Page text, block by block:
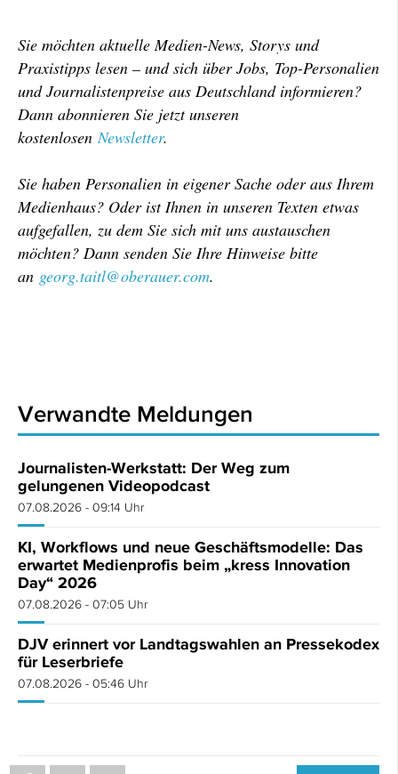
Sie möchten aktuelle Medien-News, Storys und
Praxistipps lesen – und sich über Jobs, Top-Personalien
und Journalistenpreise aus Deutschland informieren?
Dann abonnieren Sie jetzt unseren
kostenlosenNewsletter.
Sie haben Personalien in eigener Sache oder aus Ihrem
Medienhaus? Oder ist Ihnen in unseren Texten etwas
aufgefallen, zu dem Sie sich mit uns austauschen
möchten? Dann senden Sie Ihre Hinweise bitte
an georg.taitl@oberauer.com.
Verwandte Meldungen
Journalisten-Werkstatt: Der Weg zum
gelungenen Videopodcast
07.08.2026 - 09:14 Uhr
KI, Workflows und neue Geschäftsmodelle: Das
erwartet Medienprofis beim „kress Innovation
Day“ 2026
07.08.2026 - 07:05 Uhr
DJV erinnert vor Landtagswahlen an Pressekodex
für Leserbriefe
07.08.2026 - 05:46 Uhr